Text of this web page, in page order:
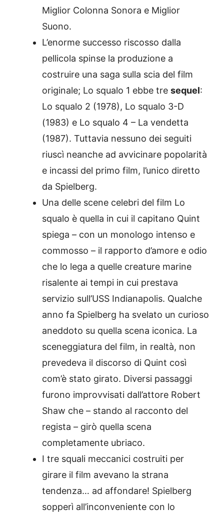
Miglior Colonna Sonora e Miglior
Suono.
L’enorme successo riscosso dalla
pellicola spinse la produzione a
costruire una saga sulla scia del film
originale; Lo squalo 1 ebbe tre sequel:
Lo squalo 2 (1978), Lo squalo 3-D
(1983) e Lo squalo 4 – La vendetta
(1987). Tuttavia nessuno dei seguiti
riuscì neanche ad avvicinare popolarità
e incassi del primo film, l’unico diretto
da Spielberg.
Una delle scene celebri del film Lo
squalo è quella in cui il capitano Quint
spiega – con un monologo intenso e
commosso – il rapporto d’amore e odio
che lo lega a quelle creature marine
risalente ai tempi in cui prestava
servizio sull’USS Indianapolis. Qualche
anno fa Spielberg ha svelato un curioso
aneddoto su quella scena iconica. La
sceneggiatura del film, in realtà, non
prevedeva il discorso di Quint così
com’è stato girato. Diversi passaggi
furono improvvisati dall’attore Robert
Shaw che – stando al racconto del
regista – girò quella scena
completamente ubriaco.
I tre squali meccanici costruiti per
girare il film avevano la strana
tendenza… ad affondare! Spielberg
sopperì all’inconveniente con lo